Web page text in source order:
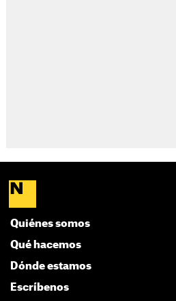
Quiénes somos
Qué hacemos
Dónde estamos
Escríbenos